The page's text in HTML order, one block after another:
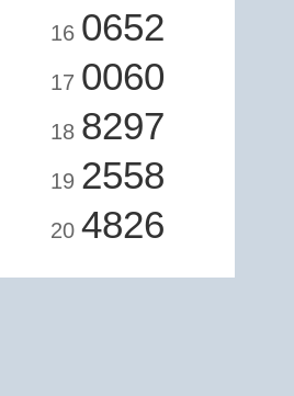
16 0652
17 0060
18 8297
19 2558
20 4826